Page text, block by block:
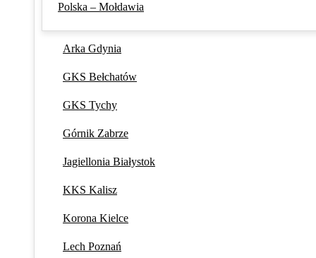
Polska – Mołdawia
Arka Gdynia
GKS Bełchatów
GKS Tychy
Górnik Zabrze
Jagiellonia Białystok
KKS Kalisz
Korona Kielce
Lech Poznań